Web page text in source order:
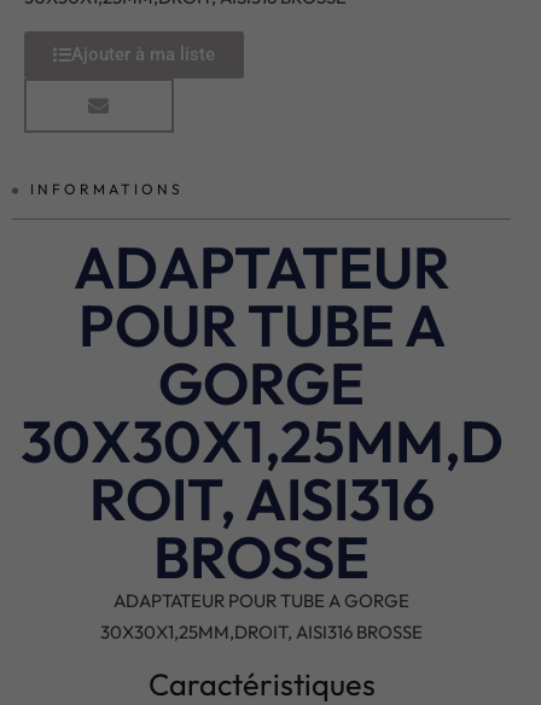
Ajouter à ma liste
INFORMATIONS
ADAPTATEUR
POUR TUBE A
GORGE
30X30X1,25MM,D
ROIT, AISI316
BROSSE
ADAPTATEUR POUR TUBE A GORGE
30X30X1,25MM,DROIT, AISI316 BROSSE
Caractéristiques